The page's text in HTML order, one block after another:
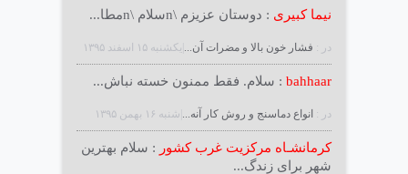
نیما کبیری : دوستان عزیزم \nسلام \nمطا...
در : فشار خون بالا و مضرات آن... |يكشنبه ۱۵ اسفند ۱۳۹۵
bahhaar : سلام. فقط ممنون خسته نباش...
در : انواع دماسنج و روش كار آنه... |شنبه ۱۶ بهمن ۱۳۹۵
کرمانشـاه مرکزیت غرب کشور : سلام بهترین
شهر برای زندگ...